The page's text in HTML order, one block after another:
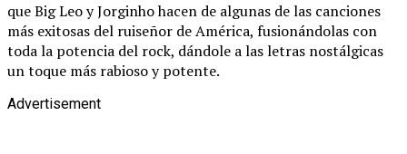
que Big Leo y Jorginho hacen de algunas de las canciones
más exitosas del ruiseñor de América, fusionándolas con
toda la potencia del rock, dándole a las letras nostálgicas
un toque más rabioso y potente.
Advertisement